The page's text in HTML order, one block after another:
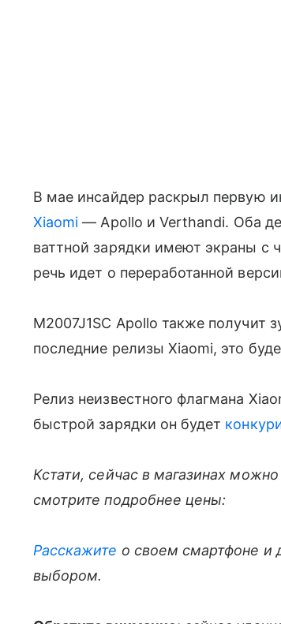
В мае инсайдер раскрыл первую
Xiaomi — Apollo и Verthandi. Оба
ваттной зарядки имеют экраны с
речь идет о переработанной
M2007J1SC Apollo также
последние релизы Xiaomi, это
Релиз неизвестного флагмана
быстрой зарядки он будет
Кстати, сейчас в магазинах
смотрите подробнее цены:
Расскажите о своем смартфоне и
выбором.